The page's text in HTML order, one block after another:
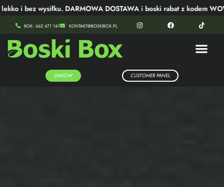
wysiłku. DARMOWA DOSTAWA i boski rabat z kodem WOW40!
BOK: 662 471 147 KONTAKT@BOSKIBOX.PL
ZAMÓW CUSTOMER PANEL